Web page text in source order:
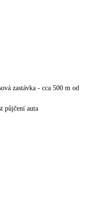
zastávka - cca 500 m od
půjčení auta